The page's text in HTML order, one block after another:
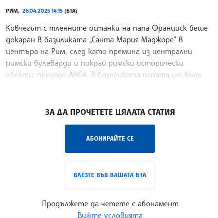
РИМ, 26.04.2025 14:15 (БТА)
Ковчегът с тленните останки на папа Франциск беше
докаран в базиликата „Санта Мария Маджоре“ в
центъра на Рим, след като премина из централни
римски булеварди и покрай римски исторически
обекти, предаде АНСА. В базиликата папата ще бъде
ЗА ДА ПРОЧЕТЕТЕ ЦЯЛАТА СТАТИЯ
АБОНИРАЙТЕ СЕ
ВЛЕЗТЕ ВЪВ ВАШАТА БТА
Продължете да четете с абонамент
Вижте условията